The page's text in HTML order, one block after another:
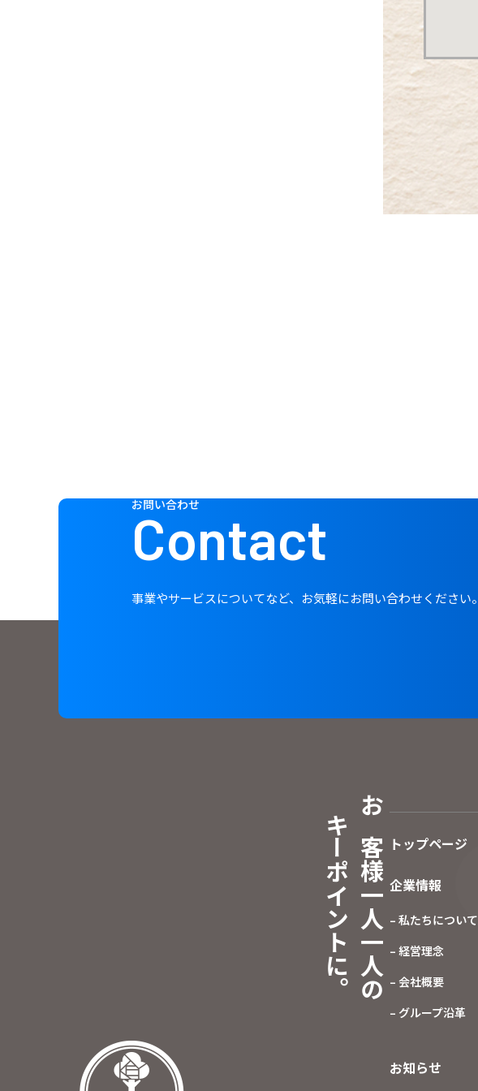
お問い合わせ
Contact
事業やサービスについてなど、お気軽にお問い合わせください。
お客様一人一人の
キーポイントに。 トップページ
企業情報
– 私たちについて
– 経営理念
– 会社概要
– グループ沿革
お知らせ